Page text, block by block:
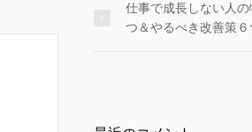
仕事で成長しない人の
つ＆やるべき改善策６